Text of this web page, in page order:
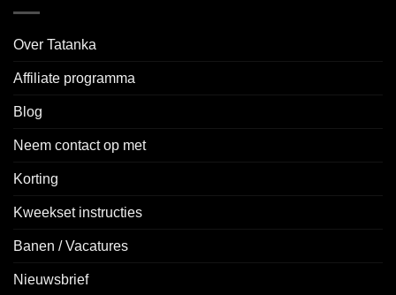
Over Tatanka
Affiliate programma
Blog
Neem contact op met
Korting
Kweekset instructies
Banen / Vacatures
Nieuwsbrief